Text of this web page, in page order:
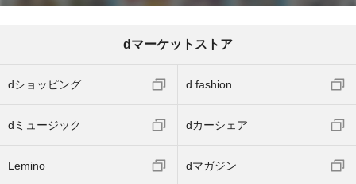
dマーケットストア
dショッピング d fashion
dミュージック dカーシェア
Lemino dマガジン